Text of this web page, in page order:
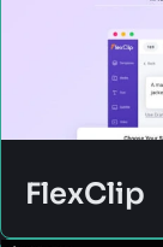
FlexClip